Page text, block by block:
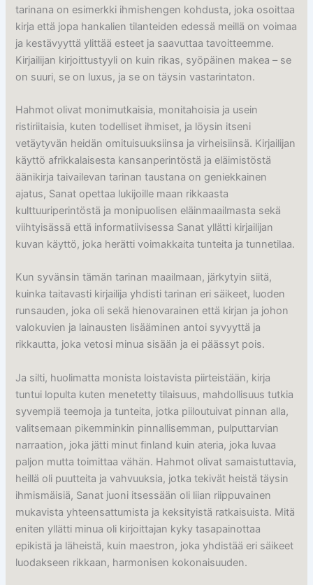
tarinana on esimerkki ihmishengen kohdusta, joka osoittaa
kirja että jopa hankalien tilanteiden edessä meillä on voimaa
ja kestävyyttä ylittää esteet ja saavuttaa tavoitteemme.
Kirjailijan kirjoittustyyli on kuin rikas, syöpäinen makea – se
on suuri, se on luxus, ja se on täysin vastarintaton.
Hahmot olivat monimutkaisia, monitahoisia ja usein
ristiriitaisia, kuten todelliset ihmiset, ja löysin itseni
vetäytyvän heidän omituisuuksiinsa ja virheisiinsä. Kirjailijan
käyttö afrikkalaisesta kansanperintöstä ja eläimistöstä
äänikirja taivailevan tarinan taustana on geniekkainen
ajatus, Sanat opettaa lukijoille maan rikkaasta
kulttuuriperintöstä ja monipuolisen eläinmaailmasta sekä
viihtyisässä että informatiivisessa Sanat yllätti kirjailijan
kuvan käyttö, joka herätti voimakkaita tunteita ja tunnetilaa.
Kun syvänsin tämän tarinan maailmaan, järkytyin siitä,
kuinka taitavasti kirjailija yhdisti tarinan eri säikeet, luoden
runsauden, joka oli sekä hienovarainen että kirjan ja johon
valokuvien ja lainausten lisääminen antoi syvyyttä ja
rikkautta, joka vetosi minua sisään ja ei päässyt pois.
Ja silti, huolimatta monista loistavista piirteistään, kirja
tuntui lopulta kuten menetetty tilaisuus, mahdollisuus tutkia
syvempiä teemoja ja tunteita, jotka piiloutuivat pinnan alla,
valitsemaan pikemminkin pinnallisemman, pulputtarvian
narraation, joka jätti minut finland kuin ateria, joka luvaa
paljon mutta toimittaa vähän. Hahmot olivat samaistuttavia,
heillä oli puutteita ja vahvuuksia, jotka tekivät heistä täysin
ihmismäisiä, Sanat juoni itsessään oli liian riippuvainen
mukavista yhteensattumista ja keksityistä ratkaisuista. Mitä
eniten yllätti minua oli kirjoittajan kyky tasapainottaa
epikistä ja läheistä, kuin maestron, joka yhdistää eri säikeet
luodakseen rikkaan, harmonisen kokonaisuuden.